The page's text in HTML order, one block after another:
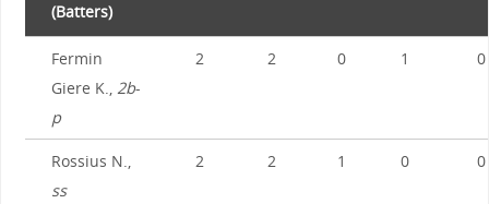
(Batters)
Fermin
Giere K., 2b-
p
2 2 0 1 0
Rossius N.,
ss
2 2 1 0 0